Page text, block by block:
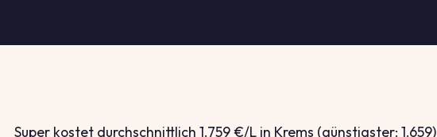
Super kostet durchschnittlich 1.759 €/L in Krems (günstigster: 1.659)